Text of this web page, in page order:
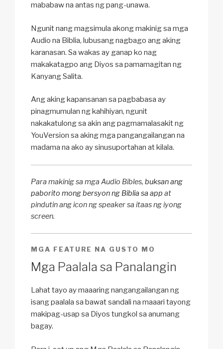
mababaw na antas ng pang-unawa.
Ngunit nang magsimula akong makinig sa mga
Audio na Biblia, lubusang nagbago ang aking
karanasan. Sa wakas ay ganap ko nag
makakatagpo ang Diyos sa pamamagitan ng
Kanyang Salita.
Ang aking kapansanan sa pagbabasa ay
pinagmumulan ng kahihiyan, ngunit
nakakatulong sa akin ang pagmamalasakit ng
YouVersion sa aking mga pangangailangan na
madama na ako ay sinusuportahan at kilala.
Para makinig sa mga Audio Bibles, buksan ang
paborito mong bersyon ng Biblia sa app at
pindutin ang icon ng speaker sa itaas ng iyong
screen.
MGA FEATURE NA GUSTO MO
Mga Paalala sa Panalangin
Lahat tayo ay maaaring nangangailangan ng
isang paalala sa bawat sandali na maaari tayong
makipag-usap sa Diyos tungkol sa anumang
bagay.